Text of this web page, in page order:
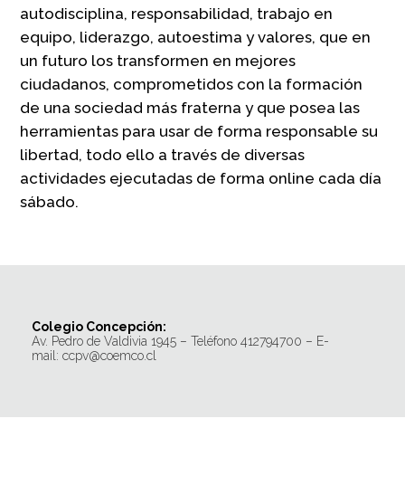
autodisciplina, responsabilidad, trabajo en
equipo, liderazgo, autoestima y valores, que en
un futuro los transformen en mejores
ciudadanos, comprometidos con la formación
de una sociedad más fraterna y que posea las
herramientas para usar de forma responsable su
libertad, todo ello a través de diversas
actividades ejecutadas de forma online cada día
sábado.
Colegio Concepción:
Av. Pedro de Valdivia 1945 – Teléfono 412794700 – E-
mail: ccpv@coemco.cl